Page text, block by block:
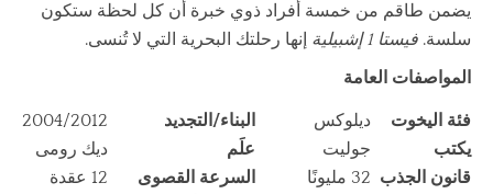
يضمن طاقم من خمسة أفراد ذوي خبرة أن كل لحظة ستكون
سلسة. فيستا 1 إشبيلية
إنها رحلتك البحرية التي لا تُنسى.
المواصفات العامة
فئة اليخوت ديلوكس البناء/التجديد
2004/2012
يكتب
جوليت علَم
ديك رومى
قانون الجذب 32 مليونًا السرعة القصوى
12 عقدة